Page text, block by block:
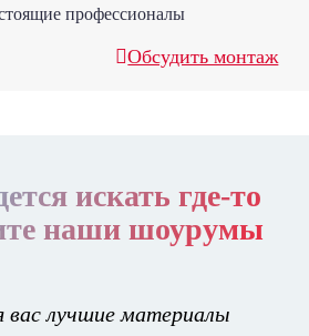
профессионалы
Обсудить монтаж
искать где-то
наши шоурумы
лучшие материалы